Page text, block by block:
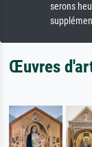
serons
Œuvres